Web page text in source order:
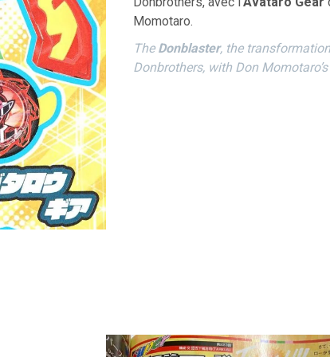
Momotaro.
The Donblaster, the
Donbrothers, with Don Momotaro’s